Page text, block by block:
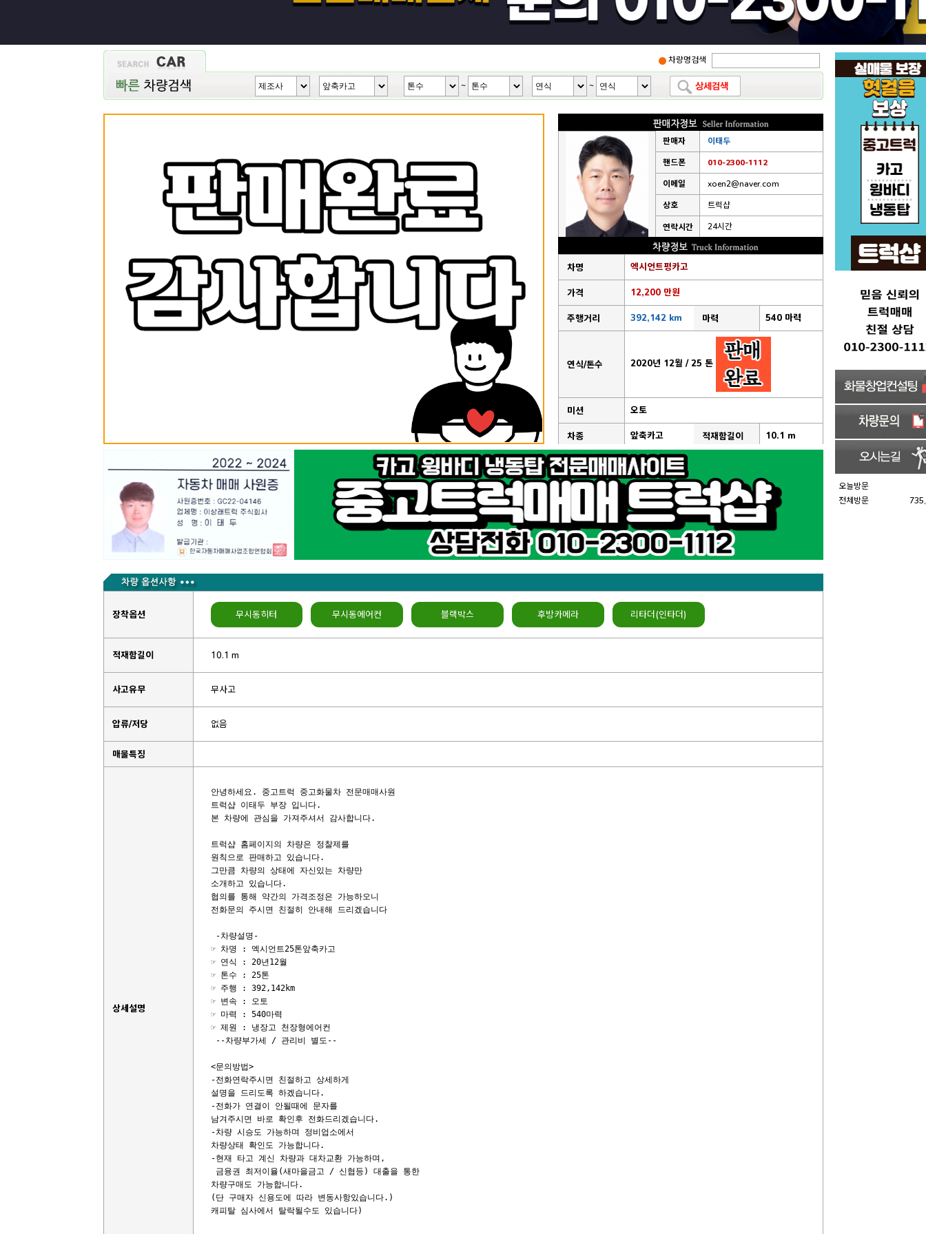
차량명검색
~ ~
오늘방문
전체방문
판매자 이태두
핸드폰 010-2300-1112
이메일 xoen2@naver.com
상호 트럭샵
연락시간 24시간
차명 엑시언트평카고
가격 12,200 만원
주행거리 392,142 km 마력 540 마력
연식/톤수 2020년 12월 / 25 톤
미션 오토
차종 앞축카고 적재함길이 10.1 m
성능점검기
록부
장착옵션 무시동히터 무시동에어컨 블랙박스 후방카메라 리타더(인타더)
적재함길이 10.1 m
사고유무 무사고
압류/저당 없음
매물특징
상세설명
안녕하세요. 중고트럭 중고화물차 전문매매사원
트럭샵 이태두 부장 입니다.
본 차량에 관심을 가져주셔서 감사합니다.
트럭샵 홈페이지의 차량은 정찰제를
원칙으로 판매하고 있습니다.
그만큼 차량의 상태에 자신있는 차량만
소개하고 있습니다.
협의를 통해 약간의 가격조정은 가능하오니
전화문의 주시면 친절히 안내해 드리겠습니다
-차량설명-
☞ 차명 : 엑시언트25톤앞축카고
☞ 연식 : 20년12월
☞ 톤수 : 25톤
☞ 주행 : 392,142km
☞ 변속 : 오토
☞ 마력 : 540마력
☞ 제원 : 냉장고 천장형에어컨
--차량부가세 / 관리비 별도--
<문의방법>
-전화연락주시면 친절하고 상세하게
설명을 드리도록 하겠습니다.
-전화가 연결이 안될때에 문자를
남겨주시면 바로 확인후 전화드리겠습니다.
-차량 시승도 가능하며 정비업소에서
차량상태 확인도 가능합니다.
-현재 타고 계신 차량과 대차교환 가능하며,
금융권 최저이율(새마을금고 / 신협등) 대출을 통한
차량구매도 가능합니다.
(단 구매자 신용도에 따라 변동사항있습니다.)
캐피탈 심사에서 탈락될수도 있습니다)